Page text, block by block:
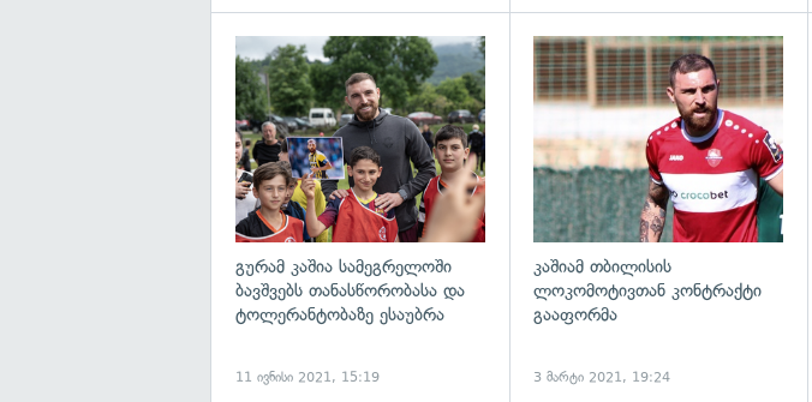
გადახედვა
გურამ კაშია სამეგრელოში
ბავშვებს თანასწორობასა და
ტოლერანტობაზე ესაუბრა
11 ივნისი 2021, 15:19
კაშიამ თბილისის
ლოკომოტივთან კონტრაქტი
გააფორმა
3 მარტი 2021, 19:24